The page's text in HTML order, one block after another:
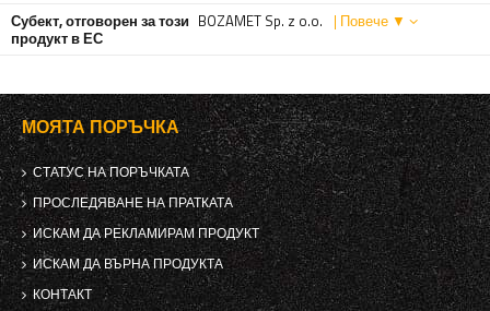
Субект, отговорен за този
продукт в ЕС
BOZAMET Sp. z o.o. | Повече ▼
МОЯТА ПОРЪЧКА
СТАТУС НА ПОРЪЧКАТА
ПРОСЛЕДЯВАНЕ НА ПРАТКАТА
ИСКАМ ДА РЕКЛАМИРАМ ПРОДУКТ
ИСКАМ ДА ВЪРНА ПРОДУКТА
КОНТАКТ